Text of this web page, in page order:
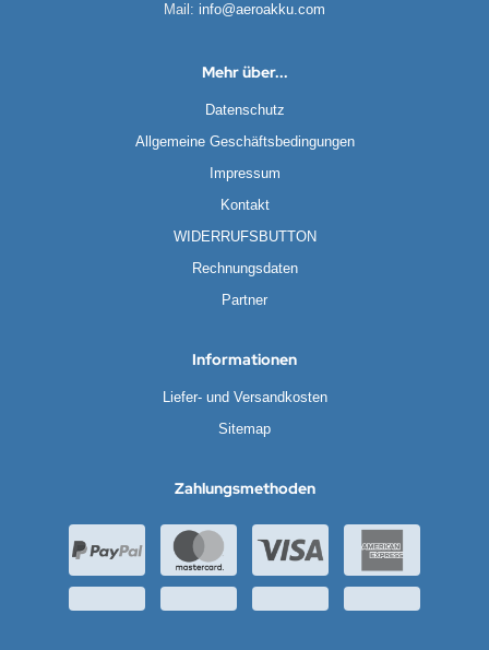
Mail: info@aeroakku.com
Mehr über...
Datenschutz
Allgemeine Geschäftsbedingungen
Impressum
Kontakt
WIDERRUFSBUTTON
Rechnungsdaten
Partner
Informationen
Liefer- und Versandkosten
Sitemap
Zahlungsmethoden